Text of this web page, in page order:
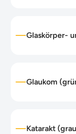
Glaskörper-
Glaukom
Katarakt